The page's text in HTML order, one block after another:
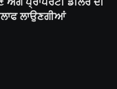
ਲਾਉਣਗੀਆਂ